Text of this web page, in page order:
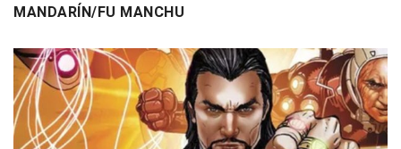
MANDARÍN/FU MANCHU